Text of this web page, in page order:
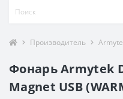
Производитель
Фонарь Armytek
Magnet USB